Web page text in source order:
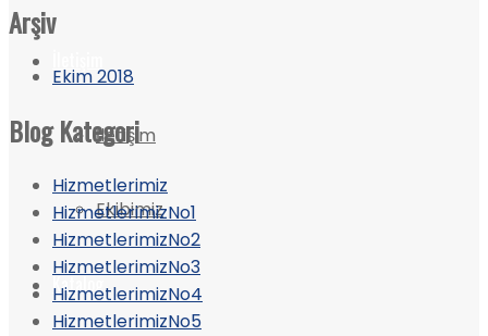
İletişim
Ekibimiz
Katalog
Arşiv
Ekim 2018
Blog Kategori
Hizmetlerimiz
HizmetlerimizNo1
HizmetlerimizNo2
HizmetlerimizNo3
HizmetlerimizNo4
HizmetlerimizNo5